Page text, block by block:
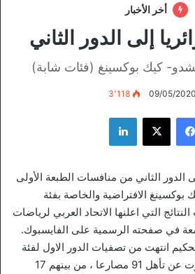
أخر الأخبار
كيك بوكسينغ (فئات شابة)
09/05/2020 3٬118
فيسبوك ‫X لينكدإن
الى الدور الثاني من منافسات الطبعة الأولى
بوكسينغ الافتراضية والخاصة بفئة
التي اعلنها الاتحاد العربي لرياضات
في صفحته الرسمية على الفايسبوك.
انتهت من تصفيات الدور الاول لفئة
الشباب والناشئين واسفرت عن تأهل 91 مصارعا ، من بينهم 17